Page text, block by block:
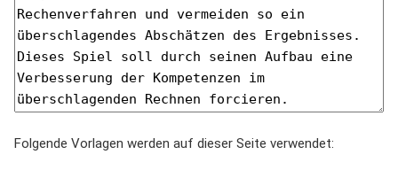
Folgende Vorlagen werden auf dieser Seite verwendet: